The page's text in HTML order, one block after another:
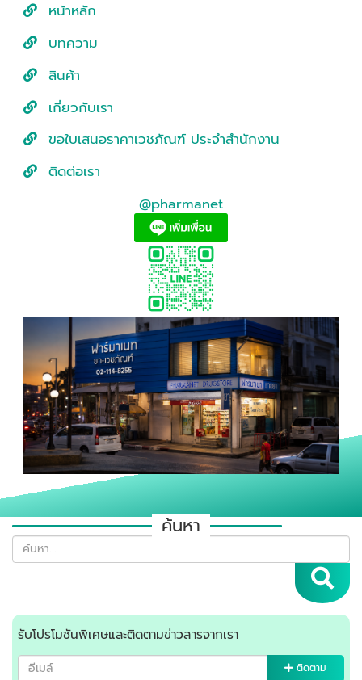
หน้าหลัก
บทความ
สินค้า
เกี่ยวกับเรา
ขอใบเสนอราคาเวชภัณฑ์ ประจำสำนักงาน
ติดต่อเรา
@pharmanet
ค้นหา
รับโปรโมชันพิเศษและติดตามข่าวสารจากเรา
ติดตาม